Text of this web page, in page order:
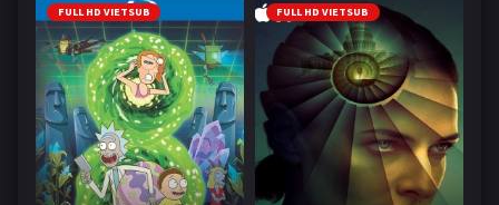
FULL HD VIETSUB FULL HD VIETSUB